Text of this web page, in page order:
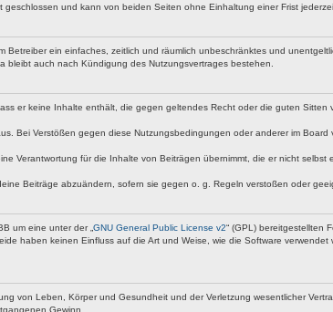
geschlossen und kann von beiden Seiten ohne Einhaltung einer Frist
Betreiber ein einfaches, zeitlich und räumlich unbeschränktes und
bleibt auch nach Kündigung des Nutzungsvertrages bestehen.
er keine Inhalte enthält, die gegen geltendes Recht oder die guten
Bei Verstößen gegen diese Nutzungsbedingungen oder anderer im
Verantwortung für die Inhalte von Beiträgen übernimmt, die er nicht
Beiträge abzuändern, sofern sie gegen o. g. Regeln verstoßen oder
um eine unter der „ GNU General Public License v2“ (GPL) bereitgestellten
haben keinen Einfluss auf die Art und Weise, wie die Software
von Leben, Körper und Gesundheit und der Verletzung wesentlicher
Gewinn.